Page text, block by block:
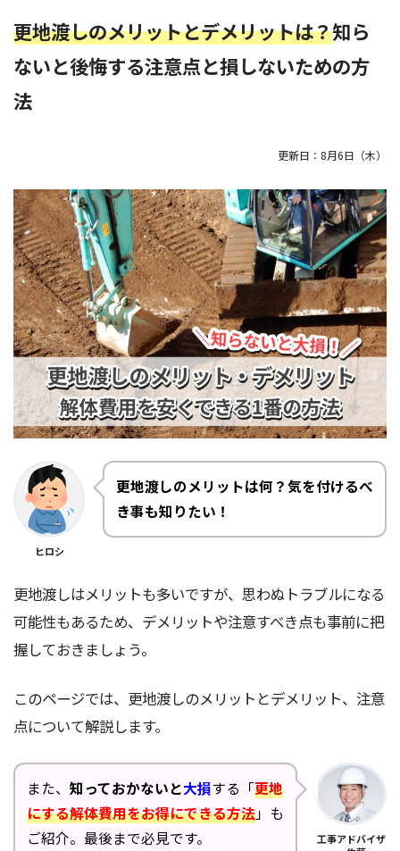
更地渡しのメリットとデメリットは？知ら
ないと後悔する注意点と損しないための方
法
更新日： 8月6日（木）
ヒロシ
更地渡しのメリットは何？気を付けるべ
き事も知りたい！
更地渡しはメリットも多いですが、思わぬトラブルになる
可能性もあるため、デメリットや注意すべき点も事前に把
握しておきましょう。
このページでは、更地渡しのメリットとデメリット、注意
点について解説します。
また、 知っておかないと大損する「更地
にする解体費用をお得にできる方法」も
ご紹介。最後まで必見です。
工事アドバイザ